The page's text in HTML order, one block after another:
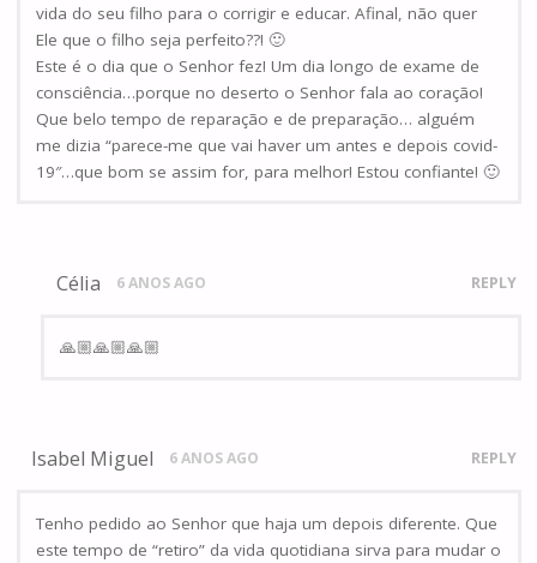
vida do seu filho para o corrigir e educar. Afinal, não quer
Ele que o filho seja perfeito??! 🙂
Este é o dia que o Senhor fez! Um dia longo de exame de
consciência…porque no deserto o Senhor fala ao coração!
Que belo tempo de reparação e de preparação… alguém
me dizia “parece-me que vai haver um antes e depois covid-
19″…que bom se assim for, para melhor! Estou confiante! 🙂
Célia 6 ANOS AGO REPLY
🙏🏼🙏🏼🙏🏼
Isabel Miguel 6 ANOS AGO REPLY
Tenho pedido ao Senhor que haja um depois diferente. Que
este tempo de “retiro” da vida quotidiana sirva para mudar o